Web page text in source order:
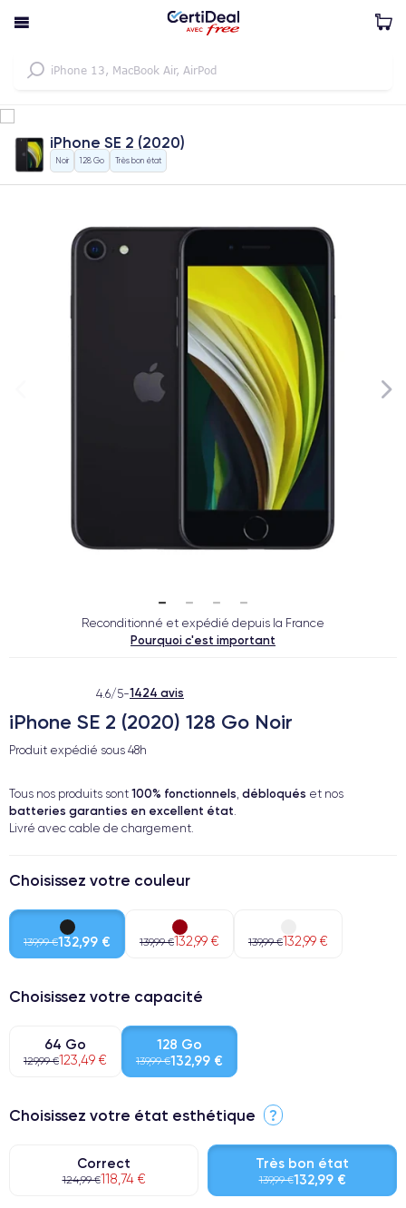
iPhone SE 2 (2020)
Noir 128 Go Très bon état
Reconditionné et expédié depuis la France
Pourquoi c'est important
4.6/5-1424 avis
iPhone SE 2 (2020) 128 Go Noir
Produit expédié sous 48h
Tous nos produits sont 100% fonctionnels, débloqués et nos
batteries garanties en excellent état.
Livré avec cable de chargement.
Choisissez votre couleur
139,99 €132,99 € 139,99 €132,99 € 139,99 €132,99 €
Choisissez votre capacité
64 Go
129,99 €123,49 €
128 Go
139,99 €132,99 €
Choisissez votre état esthétique ?
Correct
124,99 €118,74 €
Très bon état
139,99 €132,99 €